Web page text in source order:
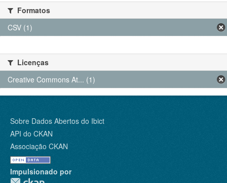
Formatos
CSV (1)
Licenças
Creative Commons At... (1)
Sobre Dados Abertos do Ibict
API do CKAN
Associação CKAN
Impulsionado por